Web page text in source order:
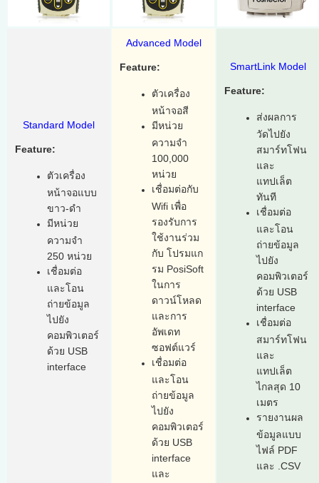
Standard Model
Feature:
ตัวเครื่อง
หน้าจอแบบ
ขาว-ดำ
มีหน่วย
ความจำ
250 หน่วย
เชื่อมต่อ
และโอน
ถ่ายข้อมูล
ไปยัง
คอมพิวเตอร์
ด้วย USB
interface
Advanced Model
Feature:
ตัวเครื่อง
หน้าจอสี
มีหน่วย
ความจำ
100,000
หน่วย
เชื่อมต่อกับ
Wifi เพื่อ
รองรับการ
ใช้งานร่วม
กับ โปรมแก
รม PosiSoft
ในการ
ดาวน์โหลด
และการ
อัพเดท
ซอฟต์แวร์
เชื่อมต่อ
และโอน
ถ่ายข้อมูล
ไปยัง
คอมพิวเตอร์
ด้วย USB
interface
และ
SmartLink Model
Feature:
ส่งผลการ
วัดไปยัง
สมาร์ทโฟน
และ
แทปเล็ต
ทันที
เชื่อมต่อ
และโอน
ถ่ายข้อมูล
ไปยัง
คอมพิวเตอร์
ด้วย USB
interface
เชื่อมต่อ
สมาร์ทโฟน
และ
แทปเล็ต
ไกลสุด 10
เมตร
รายงานผล
ข้อมูลแบบ
ไฟล์ PDF
และ .CSV